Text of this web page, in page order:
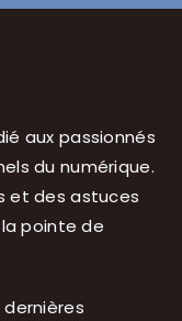
aux passionnés
du numérique.
et des astuces
pointe de